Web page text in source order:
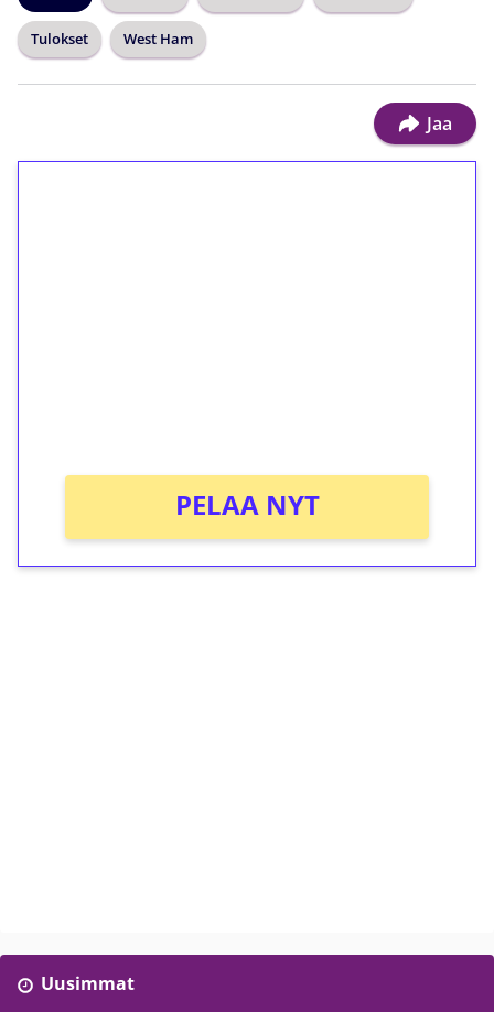
Tulokset West Ham
Jaa
PELAA NYT
Uusimmat